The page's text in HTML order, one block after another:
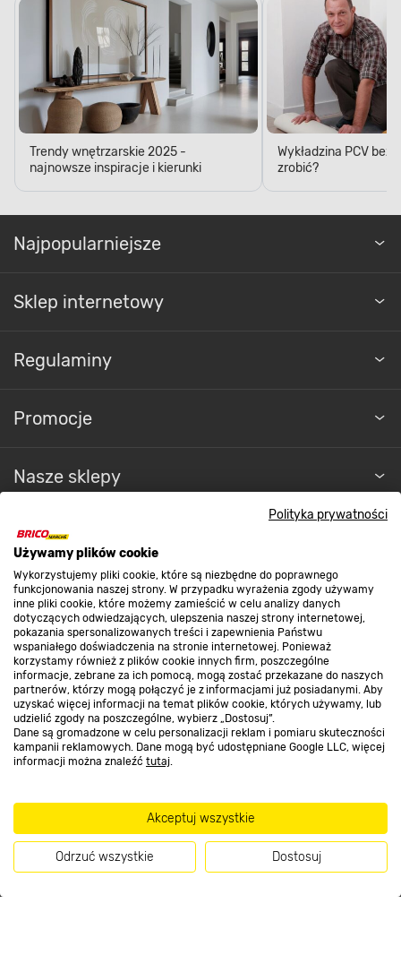
Polityka prywatności
Używamy plików cookie
Wykorzystujemy pliki cookie, które są niezbędne do poprawnego
funkcjonowania naszej strony. W przypadku wyrażenia zgody używamy
inne pliki cookie, które możemy zamieścić w celu analizy danych
dotyczących odwiedzających, ulepszenia naszej strony internetowej,
pokazania spersonalizowanych treści i zapewnienia Państwu
wspaniałego doświadczenia na stronie internetowej. Ponieważ
korzystamy również z plików cookie innych firm, poszczególne
informacje, zebrane za ich pomocą, mogą zostać przekazane do naszych
partnerów, którzy mogą połączyć je z informacjami już posiadanymi. Aby
uzyskać więcej informacji na temat plików cookie, których używamy, lub
udzielić zgody na poszczególne, wybierz „Dostosuj”.
Dane są gromadzone w celu personalizacji reklam i pomiaru skuteczności
kampanii reklamowych. Dane mogą być udostępniane Google LLC, więcej
informacji można znaleźć tutaj.
Akceptuj wszystkie
Odrzuć wszystkie Dostosuj
Trendy wnętrzarskie 2025 -
najnowsze inspiracje i kierunki
Wykładzina PCV bez
zrobić?
Najpopularniejsze
Sklep internetowy
Regulaminy
Promocje
Nasze sklepy
O nas
Kontakt do sklepu
Strefa biznesu
Dołącz do nas